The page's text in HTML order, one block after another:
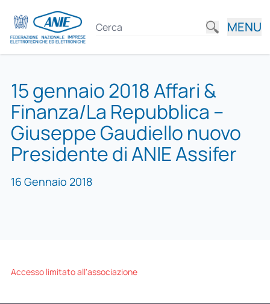
MENU
15 gennaio 2018 Affari &
Finanza/La Repubblica –
Giuseppe Gaudiello nuovo
Presidente di ANIE Assifer
16 Gennaio 2018
Accesso limitato all'associazione